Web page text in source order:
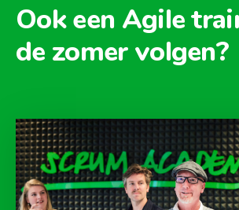
Ook een Agile
de zomer volgen?